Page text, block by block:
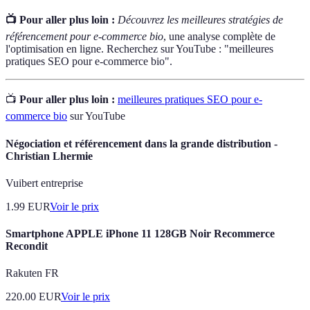
📺 Pour aller plus loin : Découvrez les meilleures stratégies de
référencement pour e-commerce bio, une analyse complète de
l'optimisation en ligne. Recherchez sur YouTube : "meilleures
pratiques SEO pour e-commerce bio".
📺 Pour aller plus loin : meilleures pratiques SEO pour e-
commerce bio sur YouTube
Négociation et référencement dans la grande distribution -
Christian Lhermie
Vuibert entreprise
1.99 EURVoir le prix
Smartphone APPLE iPhone 11 128GB Noir Recommerce
Recondit
Rakuten FR
220.00 EURVoir le prix